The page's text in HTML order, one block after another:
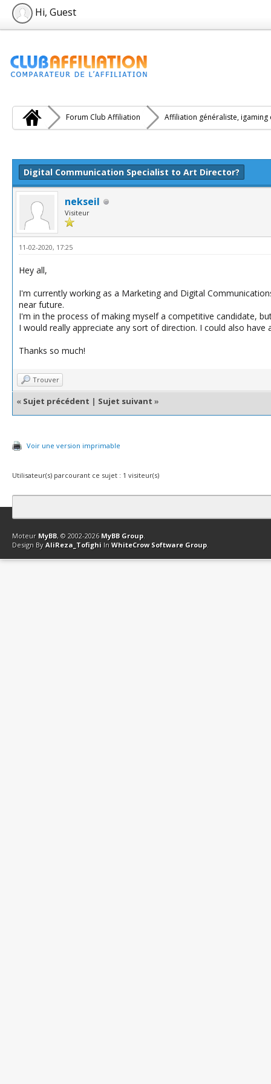
Hi, Guest
Forum Club Affiliation Affiliation généraliste, igaming
Digital Communication Specialist to Art Director?
nekseil
Visiteur
11-02-2020, 17:25
Hey all,
I'm currently working as a Marketing and Digital
near future.
I'm in the process of making myself a competitive candidate,
I would really appreciate any sort of direction. I could also
Thanks so much!
Trouver
« Sujet précédent | Sujet suivant »
Voir une version imprimable
Utilisateur(s) parcourant ce sujet : 1 visiteur(s)
Contact Club Affiliation Retourner en haut Version bas-débit
Moteur MyBB, © 2002-2026 MyBB Group.
Design By AliReza_Tofighi In WhiteCrow Software Group.